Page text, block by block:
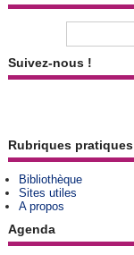
Suivez-nous !
Rubriques pratiques
Bibliothèque
Sites utiles
A propos
Agenda